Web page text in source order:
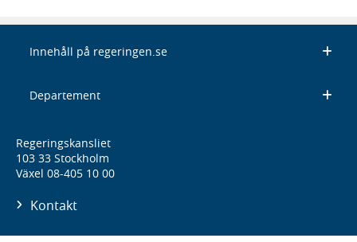
Innehåll på regeringen.se
Departement
Regeringskansliet
103 33 Stockholm
Växel 08-405 10 00
Kontakt